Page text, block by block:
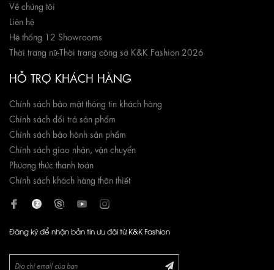
Về chúng tôi
Liên hệ
Hệ thống 12 Showrooms
Thời trang nữ-Thời trang công sở K&K Fashion 2026
HỖ TRỢ KHÁCH HÀNG
Chính sách bảo mật thông tin khách hàng
Chính sách đổi trả sản phẩm
Chính sách bảo hành sản phẩm
Chính sách giao nhận, vận chuyển
Phương thức thanh toán
Chính sách khách hàng thân thiết
Đăng ký để nhận bản tin ưu đãi từ K&K Fashion